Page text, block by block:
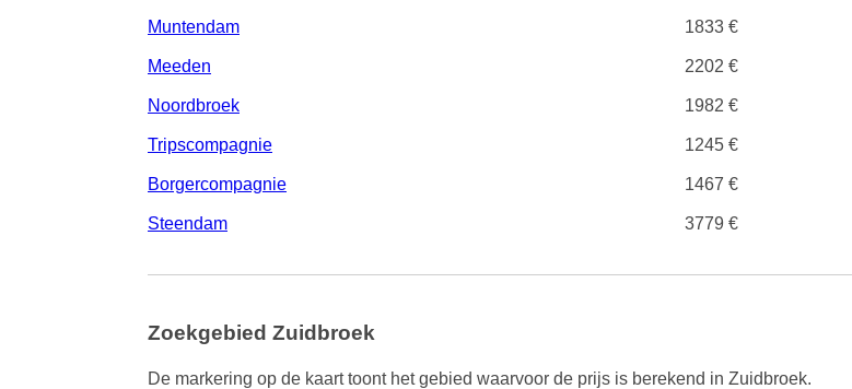
Muntendam 1833 €
Meeden 2202 €
Noordbroek 1982 €
Tripscompagnie 1245 €
Borgercompagnie 1467 €
Steendam 3779 €
Zoekgebied Zuidbroek
De markering op de kaart toont het gebied waarvoor de prijs is berekend in Zuidbroek.